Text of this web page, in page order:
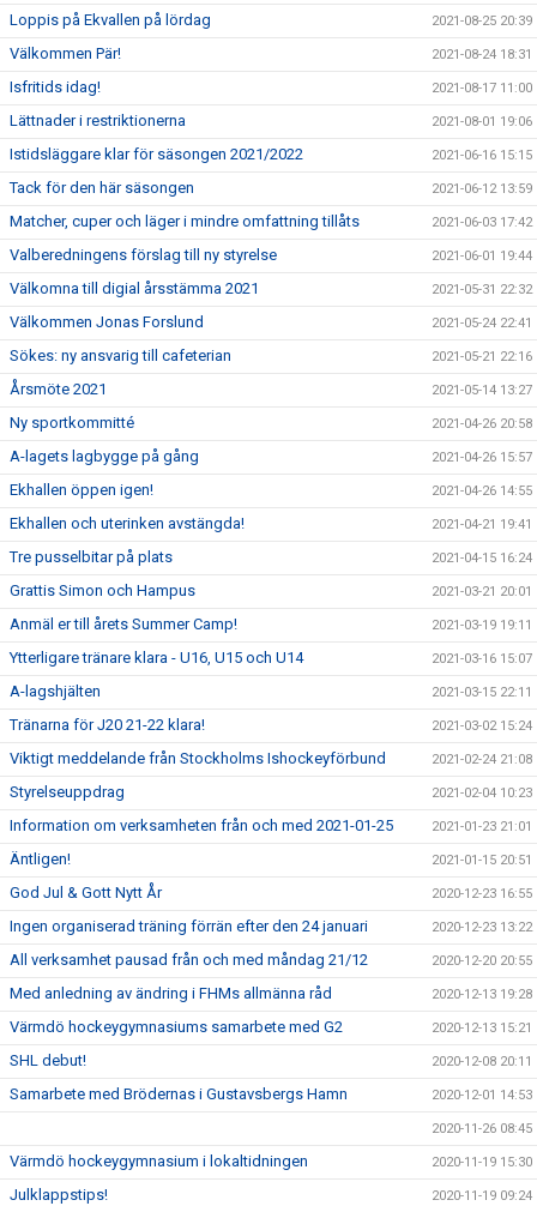
Loppis på Ekvallen på lördag 2021-08-25 20:39
Välkommen Pär! 2021-08-24 18:31
Isfritids idag! 2021-08-17 11:00
Lättnader i restriktionerna 2021-08-01 19:06
Istidsläggare klar för säsongen 2021/2022 2021-06-16 15:15
Tack för den här säsongen 2021-06-12 13:59
Matcher, cuper och läger i mindre omfattning tillåts 2021-06-03 17:42
Valberedningens förslag till ny styrelse 2021-06-01 19:44
Välkomna till digial årsstämma 2021 2021-05-31 22:32
Välkommen Jonas Forslund 2021-05-24 22:41
Sökes: ny ansvarig till cafeterian 2021-05-21 22:16
Årsmöte 2021 2021-05-14 13:27
Ny sportkommitté 2021-04-26 20:58
A-lagets lagbygge på gång 2021-04-26 15:57
Ekhallen öppen igen! 2021-04-26 14:55
Ekhallen och uterinken avstängda! 2021-04-21 19:41
Tre pusselbitar på plats 2021-04-15 16:24
Grattis Simon och Hampus 2021-03-21 20:01
Anmäl er till årets Summer Camp! 2021-03-19 19:11
Ytterligare tränare klara - U16, U15 och U14 2021-03-16 15:07
A-lagshjälten 2021-03-15 22:11
Tränarna för J20 21-22 klara! 2021-03-02 15:24
Viktigt meddelande från Stockholms Ishockeyförbund 2021-02-24 21:08
Styrelseuppdrag 2021-02-04 10:23
Information om verksamheten från och med 2021-01-25 2021-01-23 21:01
Äntligen! 2021-01-15 20:51
God Jul & Gott Nytt År 2020-12-23 16:55
Ingen organiserad träning förrän efter den 24 januari 2020-12-23 13:22
All verksamhet pausad från och med måndag 21/12 2020-12-20 20:55
Med anledning av ändring i FHMs allmänna råd 2020-12-13 19:28
Värmdö hockeygymnasiums samarbete med G2 2020-12-13 15:21
SHL debut! 2020-12-08 20:11
Samarbete med Brödernas i Gustavsbergs Hamn 2020-12-01 14:53
2020-11-26 08:45
Värmdö hockeygymnasium i lokaltidningen 2020-11-19 15:30
Julklappstips! 2020-11-19 09:24